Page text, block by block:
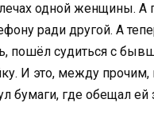
одной женщины. А
ради другой. А
пошёл судиться с
И это, между прочим,
бумаги, где обещал ей